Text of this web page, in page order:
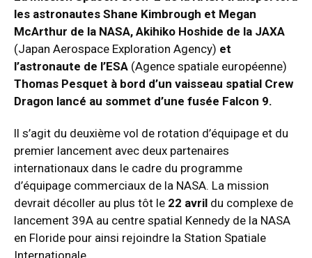
les astronautes Shane Kimbrough et Megan
McArthur de la NASA, Akihiko Hoshide de la JAXA
(Japan Aerospace Exploration Agency) et
l’astronaute de l’ESA (Agence spatiale européenne)
Thomas Pesquet à bord d’un vaisseau spatial Crew
Dragon lancé au sommet d’une fusée Falcon 9.
ll s’agit du deuxième vol de rotation d’équipage et du
premier lancement avec deux partenaires
internationaux dans le cadre du programme
d’équipage commerciaux de la NASA. La mission
devrait décoller au plus tôt le 22 avril du complexe de
lancement 39A au centre spatial Kennedy de la NASA
en Floride pour ainsi rejoindre la Station Spatiale
Internationale.